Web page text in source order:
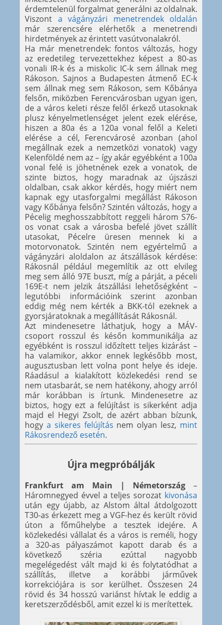
érdemtelenül forgalmat generálni az oldalnak.
Viszont a vágányzári menetrendek oldalán
már szerencsére elérhetők a menetrendi
hirdetmények az érintett vasútvonalakról.
Ha már menetrendek: fontos változás, hogy
az eredetileg tervezettekhez képest a 80-as
vonali IR-k és a miskolic IC-k sem állnak meg
Rákoson. Sajnos a Budapesten átmenő EC-k
sem állnak meg sem Rákoson, sem Kőbánya
felsőn, miközben Ferencvárosban ugyan igen,
de a város keleti része felől érkező utasoknak
plusz kényelmetlenséget jelent ezek elérése,
hiszen a 80a és a 120a vonal felől a Keleti
elérése a cél, Ferencvárosé azonban (ahol
megállnak ezek a nemzetközi vonatok) vagy
Kelenföldé nem az – így akár egyébként a 100a
vonal felé is jöhetnének ezek a vonatok, de
szinte biztos, hogy maradnak az újszászi
oldalban, csak akkor kérdés, hogy miért nem
kapnak egy utasforgalmi megállást Rákoson
vagy Kőbánya felsőn? Szintén változás, hogy a
Pécelig meghosszabbított reggeli három S76-
os vonat csak a városba befelé jövet szállít
utasokat, Pécelre üresen mennek ki a
motorvonatok. Szintén nem egyértelmű a
vágányzári aloldalon az átszállások kérdése:
Rákosnál például megemlítik az ott elvileg
meg sem álló 97E buszt, míg a párját, a péceli
169E-t nem jelzik átszállási lehetőségként –
legutóbbi információink szerint azonban
eddig még nem kérték a BKK-tól ezeknek a
gyorsjáratoknak a megállítását Rákosnál.
Azt mindenesetre láthatjuk, hogy a MÁV-
csoport rosszul és későn kommunikálja az
egyébként is rosszul időzített teljes kizárást –
ha valamikor, akkor ennek legkésőbb most,
augusztusban lett volna pont helye és ideje.
Ráadásul a kialakított közlekedési rend se
nem utasbarát, se nem hatékony, ahogy arról
már korábban is írtunk. Mindenesetre az
biztos, hogy ezt a felújítást is sikerként adja
majd el Hegyi Zsolt, de azért abban bízunk,
hogy a sikeres felújítás nem olyan lesz, mint
Rákosrendező esetén.
Újra megpróbálják
Frankfurt am Main | Németország –
Háromnegyed évvel a teljes sorozat kivonása
után egy újabb, az Alstom által átdolgozott
T30-as érkezett meg a VGF-hez és került rövid
úton a főműhelybe a tesztek idejére. A
közlekedési vállalat és a város is reméli, hogy
a 320-as pályaszámot kapott darab és a
következő széria ezúttal nagyobb
megelégedést vált majd ki és folytatódhat a
szállítás, illetve a korábbi járművek
korrekciójára is sor kerülhet. Összesen 24
rövid és 34 hosszú variánst hívtak le eddig a
keretszerződésből, amit ezzel ki is merítettek.